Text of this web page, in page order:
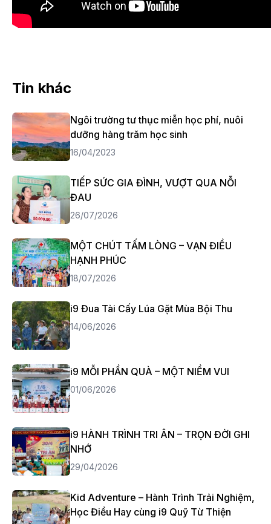
Tin khác
Ngôi trường tư thục miễn học phí, nuôi
dưỡng hàng trăm học sinh
16/04/2023
TIẾP SỨC GIA ĐÌNH, VƯỢT QUA NỖI
ĐAU
26/07/2026
MỘT CHÚT TẤM LÒNG – VẠN ĐIỀU
HẠNH PHÚC
18/07/2026
i9 Đua Tài Cấy Lúa Gặt Mùa Bội Thu
14/06/2026
i9 MỖI PHẦN QUÀ – MỘT NIỀM VUI
01/06/2026
i9 HÀNH TRÌNH TRI ÂN – TRỌN ĐỜI GHI
NHỚ
29/04/2026
Kid Adventure – Hành Trình Trải Nghiệm,
Học Điều Hay cùng i9 Quỹ Từ Thiện